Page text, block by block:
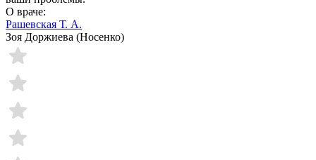
О враче:
Рашевская Т. А.
Зоя Доржиева (Носенко)